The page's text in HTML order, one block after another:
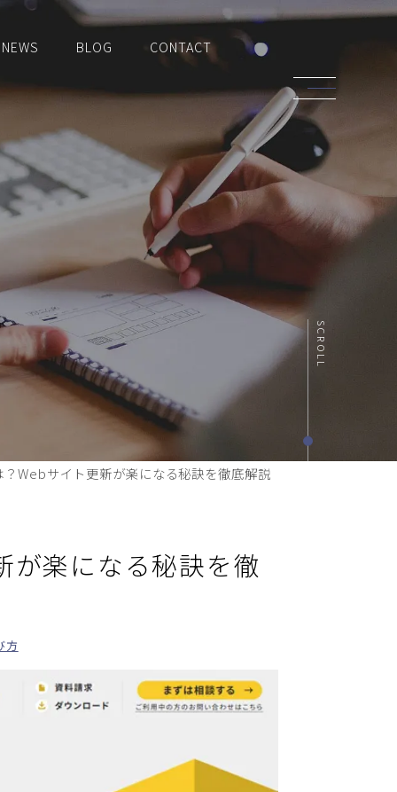
NEWS BLOG CONTACT
SCROLL
？Webサイト更新が楽になる秘訣を徹底解説
が楽になる秘訣を徹
方